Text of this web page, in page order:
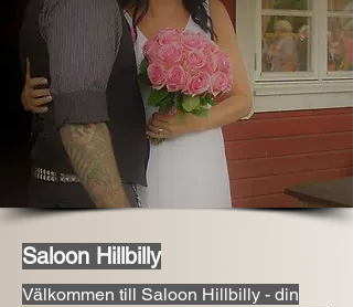
Saloon Hillbilly
Välkommen till Saloon Hillbilly - din